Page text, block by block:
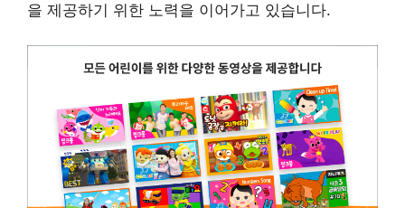
을 제공하기 위한 노력을 이어가고 있습니다.